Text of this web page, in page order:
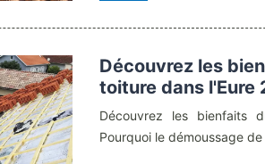
Découvrez les
toiture dans l'Eure
Découvrez les bienfaits
Pourquoi le démoussage de